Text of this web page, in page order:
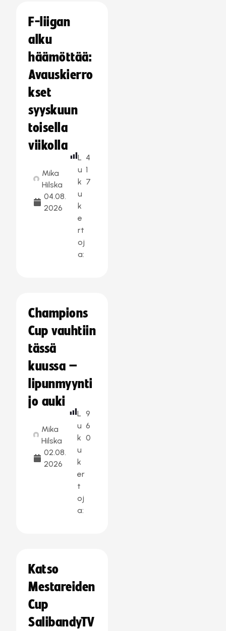
F-liigan
alku
häämöttää:
Avauskierro
kset
syyskuun
toisella
viikolla
Mika
Hilska
04.08.
2026
L
u
k
u
k
e
rt
oj
a:
4
1
7
Champions
Cup vauhtiin
tässä
kuussa –
lipunmyynti
jo auki
Mika
Hilska
02.08.
2026
L
u
k
u
k
er
t
oj
a:
9
6
0
Katso
Mestareiden
Cup
SalibandyTV